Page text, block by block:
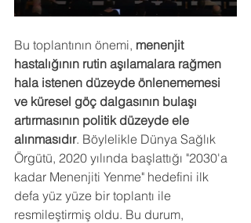
Bu toplantının önemi, menenjit
hastalığının rutin aşılamalara rağmen
hala istenen düzeyde önlenememesi
ve küresel göç dalgasının bulaşı
artırmasının politik düzeyde ele
alınmasıdır. Böylelikle Dünya Sağlık
Örgütü, 2020 yılında başlattığı "2030'a
kadar Menenjiti Yenme" hedefini ilk
defa yüz yüze bir toplantı ile
resmileştirmiş oldu. Bu durum,